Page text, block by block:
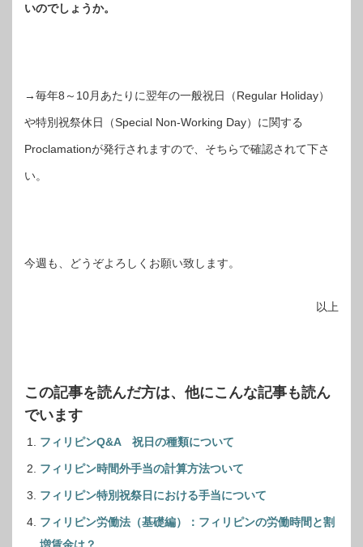
いのでしょうか。
→毎年8～10月あたりに翌年の一般祝日（Regular Holiday）
や特別祝祭休日（Special Non-Working Day）に関する
Proclamationが発行されますので、そちらで確認されて下さ
い。
今週も、どうぞよろしくお願い致します。
以上
この記事を読んだ方は、他にこんな記事も読ん
でいます
フィリピンQ&A 祝日の種類について
フィリピン時間外手当の計算方法ついて
フィリピン特別祝祭日における手当について
フィリピン労働法（基礎編）：フィリピンの労働時間と割
増賃金は？